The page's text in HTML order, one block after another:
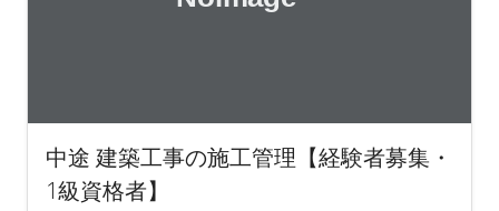
中途 建築工事の施工管理【経験者募集・
1級資格者】